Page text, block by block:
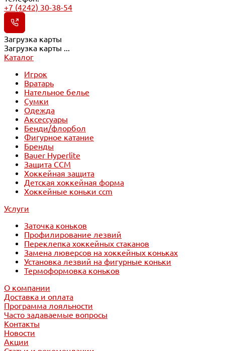
+7 (4242) 30-38-54
Загрузка карты
Загрузка карты ...
Каталог
Игрок
Вратарь
Нательное белье
Сумки
Одежда
Аксессуары
Бенди/флорбол
Фигурное катание
Бренды
Bauer Hyperlite
Защита CCM
Хоккейная защита
Детская хоккейная форма
Хоккейные коньки ccm
Услуги
Заточка коньков
Профилирование лезвий
Переклепка хоккейных стаканов
Замена люверсов на хоккейных коньках
Установка лезвий на фигурные коньки
Термоформовка коньков
О компании
Доставка и оплата
Программа лояльности
Часто задаваемые вопросы
Контакты
Новости
Акции